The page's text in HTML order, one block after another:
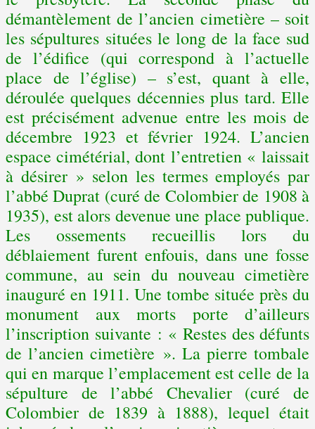
démantèlement de l’ancien cimetière – soit
les sépultures situées le long de la face sud
de l’édifice (qui correspond à l’actuelle
place de l’église) – s’est, quant à elle,
déroulée quelques décennies plus tard. Elle
est précisément advenue entre les mois de
décembre 1923 et février 1924. L’ancien
espace cimétérial, dont l’entretien « laissait
à désirer » selon les termes employés par
l’abbé Duprat (curé de Colombier de 1908 à
1935), est alors devenue une place publique.
Les ossements recueillis lors du
déblaiement furent enfouis, dans une fosse
commune, au sein du nouveau cimetière
inauguré en 1911. Une tombe située près du
monument aux morts porte d’ailleurs
l’inscription suivante : « Restes des défunts
de l’ancien cimetière ». La pierre tombale
qui en marque l’emplacement est celle de la
sépulture de l’abbé Chevalier (curé de
Colombier de 1839 à 1888), lequel était